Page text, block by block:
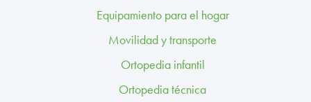
Equipamiento para el hogar
Movilidad y transporte
Ortopedia infantil
Ortopedia técnica